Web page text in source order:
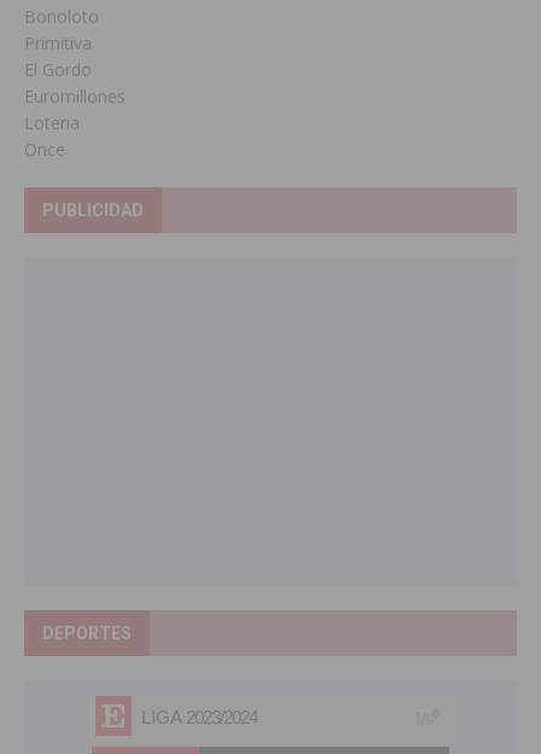
Bonoloto
Primitiva
El Gordo
Euromillones
Loteria
Once
PUBLICIDAD
DEPORTES